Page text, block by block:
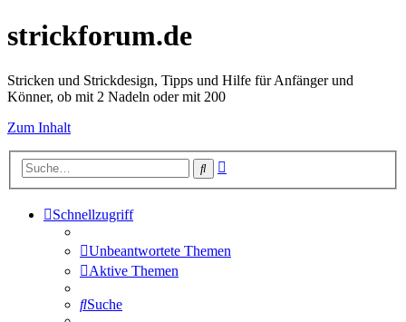
strickforum.de
Stricken und Strickdesign, Tipps und Hilfe für Anfänger und
Könner, ob mit 2 Nadeln oder mit 200
Zum Inhalt
Suche
Schnellzugriff
Unbeantwortete Themen
Aktive Themen
Suche